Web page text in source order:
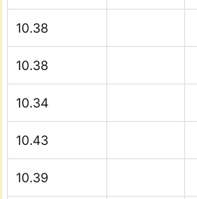
10.38
10.38
10.34
10.43
10.39